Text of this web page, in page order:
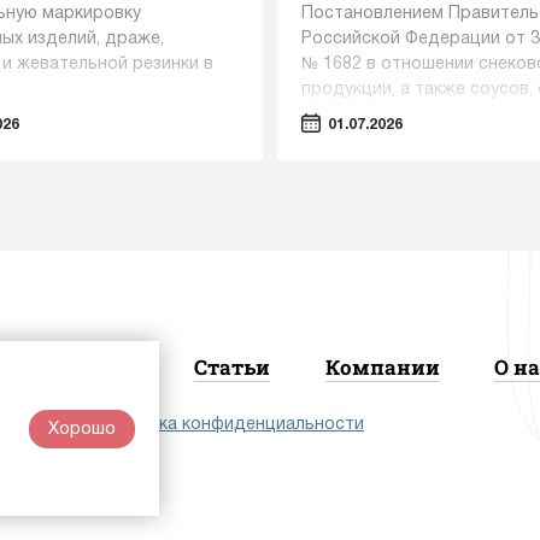
маркировку
изделий, драже,
жевательной резинки в
Постановлением
Российской Федерации от
№ 1682 в отношении
продукции, а также соусов,
приправ становится
01.07.2026
Статьи Компании О
|Политика конфиденциальности
Хорошо